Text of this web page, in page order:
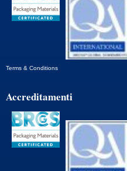
Terms & Conditions
Accreditamenti